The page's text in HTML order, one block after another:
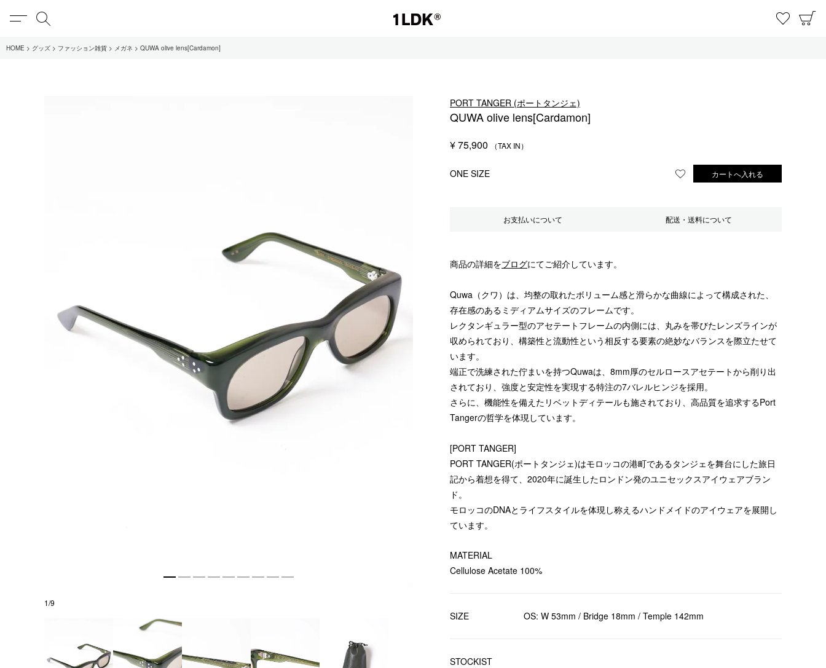
MENU お気に
HOME グッズ ファッション雑貨 メガネ QUWA olive lens[Cardamon]
1/9
PORT TANGER (ポートタンジェ)
QUWA olive lens[Cardamon]
¥75,900
ONE SIZE お気に入りに登録する
カートへ入れる
お支払いについて 配送・送料について
商品の詳細をブログにてご紹介しています。
Quwa（クワ）は、均整の取れたボリューム感と滑らかな曲線によって構成された、
存在感のあるミディアムサイズのフレームです。
レクタンギュラー型のアセテートフレームの内側には、丸みを帯びたレンズラインが
収められており、構築性と流動性という相反する要素の絶妙なバランスを際立たせて
います。
端正で洗練された佇まいを持つQuwaは、8mm厚のセルロースアセテートから削り出
されており、強度と安定性を実現する特注の7バレルヒンジを採用。
さらに、機能性を備えたリベットディテールも施されており、高品質を追求するPort
Tangerの哲学を体現しています。
[PORT TANGER]
PORT TANGER(ポートタンジェ)はモロッコの港町であるタンジェを舞台にした旅日
記から着想を得て、2020年に誕生したロンドン発のユニセックスアイウェアブラン
ド。
モロッコのDNAとライフスタイルを体現し称えるハンドメイドのアイウェアを展開し
ています。
MATERIAL
Cellulose Acetate 100%
SIZE OS: W 53mm / Bridge 18mm / Temple 142mm
STOCKIST